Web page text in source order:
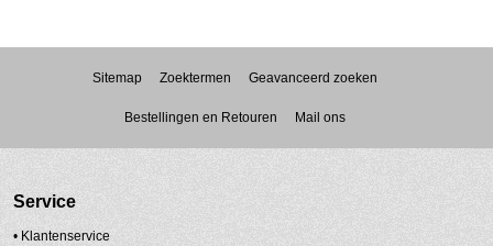
Sitemap Zoektermen Geavanceerd zoeken
Bestellingen en Retouren Mail ons
Service
• Klantenservice